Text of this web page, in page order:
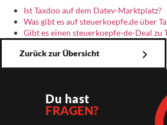
Ist Taxdoo auf dem Datev-Marktplatz?
Was gibt es auf steuerkoepfe.de über
Gibt es einen steuerkoepfe-de-Deal zu
Zurück zur Übersicht
Du hast
FRAGEN?